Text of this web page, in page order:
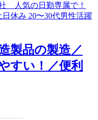
製品の製造／
すい！／便利